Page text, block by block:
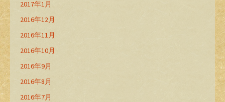
2017年1月
2016年12月
2016年11月
2016年10月
2016年9月
2016年8月
2016年7月